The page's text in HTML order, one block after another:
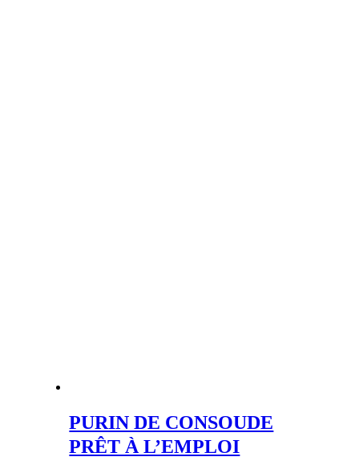
PURIN DE CONSOUDE
PRÊT À L’EMPLOI